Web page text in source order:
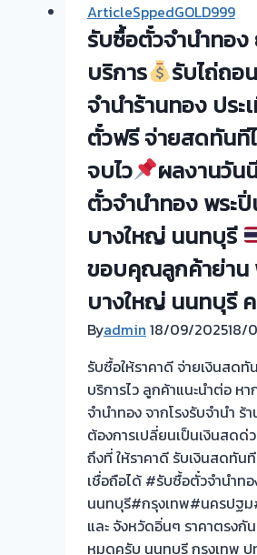
ทอง
ไถ่ถอน
ตั๋ว
จำนำ
ทอง
ไม่
ยาก
รับ
เงินสด
ไว
ให้
ราคา
สูง
มั่นใจ
ปลอดภัย
100%
ArticleSppedGOLD999
รับซื้อตั๋วจำนำทอ
บริการ
รับไถ่ถอ
จำนำร้านทอง ประ
ตั๋วฟรี จ่ายสดทันที
จบไว
ผลงานวัน
ตั๋วจำนำทอง พระ
บางใหญ่ นนทบุรี
ขอบคุณลูกค้าย่าน
บางใหญ่ นนทบุรี
Byadmin 18/09/202518/
รับซื้อให้ราคาดี จ่ายเงินสดทั
บริการไว ลูกค้าแนะนำต่อ ห
จำนำทอง จากโรงรับจำนำ ร้
ต้องการเปลี่ยนเป็นเงินสดด่
ถึงที่ ให้ราคาดี รับเงินสดทัน
เชื่อถือได้ #รับซื้อตั๋วจำนำท
นนทบุรี#กรุงเทพ#นครปฐ
และ จังหวัดอิ่นๆ ราคาตรงกั
หมดครับ นนทบุรี กรุงเทพ ป